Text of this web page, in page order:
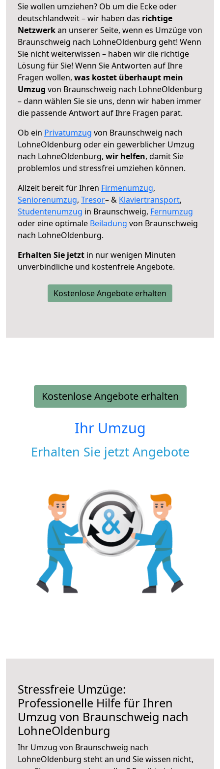
Sie wollen umziehen? Ob um die Ecke oder
deutschlandweit – wir haben das richtige
Netzwerkan unserer Seite, wenn es Umzüge von
Braunschweig nach LohneOldenburg geht! Wenn
Sie nicht weiterwissen – haben wir die richtige
Lösung für Sie! Wenn Sie Antworten auf Ihre
Fragen wollen, was kostet überhaupt mein
Umzug von Braunschweig nach LohneOldenburg
– dann wählen Sie sie uns, denn wir haben immer
die passende Antwort auf Ihre Fragen parat.
Ob ein Privatumzug von Braunschweig nach
LohneOldenburg oder ein gewerblicher Umzug
nach LohneOldenburg, wir helfen, damit Sie
problemlos und stressfrei umziehen können.
Allzeit bereit für Ihren Firmenumzug,
Seniorenumzug, Tresor– & Klaviertransport,
Studentenumzug in Braunschweig, Fernumzug
oder eine optimale Beiladung von Braunschweig
nach LohneOldenburg.
Erhalten Sie jetzt in nur wenigen Minuten
unverbindliche und kostenfreie Angebote.
Kostenlose Angebote erhalten
Kostenlose Angebote erhalten
Ihr Umzug
Erhalten Sie jetzt Angebote
Stressfreie Umzüge:
Professionelle Hilfe für Ihren
Umzug von Braunschweig nach
LohneOldenburg
Ihr Umzug von Braunschweig nach
LohneOldenburg steht an und Sie wissen nicht,